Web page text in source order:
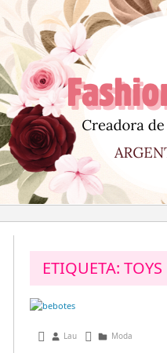
al
contenido
ETIQUETA: TOYS
mayo 4, 2015
Lau Moda